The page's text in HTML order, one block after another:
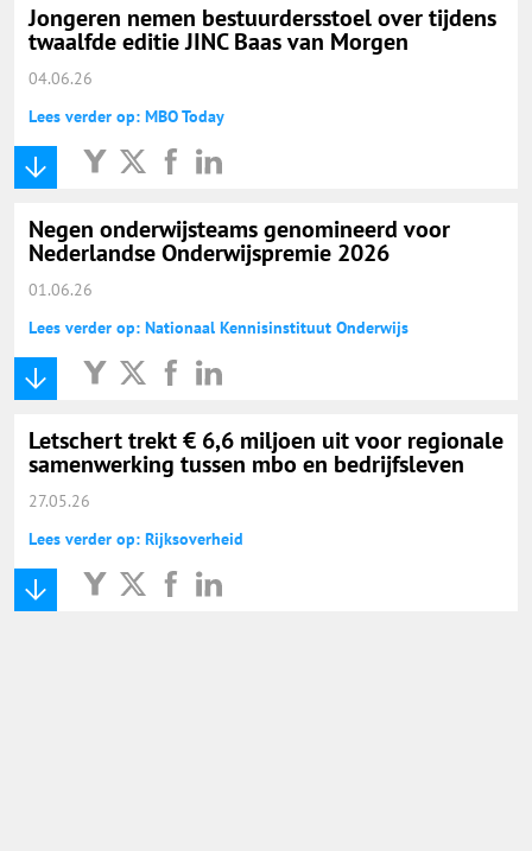
Jongeren nemen bestuurdersstoel over tijdens
twaalfde editie JINC Baas van Morgen
04.06.26
Lees verder op: MBO Today
Negen onderwijsteams genomineerd voor
Nederlandse Onderwijspremie 2026
01.06.26
Lees verder op: Nationaal Kennisinstituut Onderwijs
Letschert trekt € 6,6 miljoen uit voor regionale
samenwerking tussen mbo en bedrijfsleven
27.05.26
Lees verder op: Rijksoverheid